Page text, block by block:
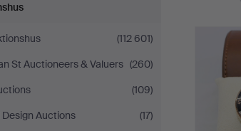
(112 601)
St Auctioneers & Valuers (260)
(109)
Auctions
(17)